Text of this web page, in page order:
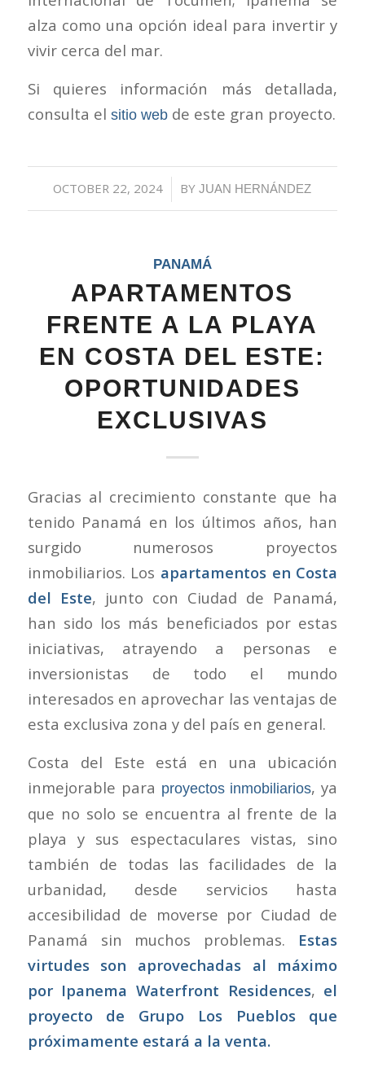
alza como una opción ideal para invertir y
vivir cerca del mar.
Si quieres información más detallada,
consulta el sitio webde este gran proyecto.
OCTOBER 22, 2024
/ BYJUAN HERNÁNDEZ
PANAMÁ
APARTAMENTOS
FRENTE A LA PLAYA
EN COSTA DEL ESTE:
OPORTUNIDADES
EXCLUSIVAS
Gracias al crecimiento constante que ha
tenido Panamá en los últimos años, han
surgido numerosos proyectos
inmobiliarios. Los apartamentos en Costa
del Este, junto con Ciudad de Panamá,
han sido los más beneficiados por estas
iniciativas, atrayendo a personas e
inversionistas de todo el mundo
interesados en aprovechar las ventajas de
esta exclusiva zona y del país en general.
Costa del Este está en una ubicación
inmejorable para proyectos inmobiliarios, ya
que no solo se encuentra al frente de la
playa y sus espectaculares vistas, sino
también de todas las facilidades de la
urbanidad, desde servicios hasta
accesibilidad de moverse por Ciudad de
Panamá sin muchos problemas. Estas
virtudes son aprovechadas al máximo
por Ipanema Waterfront Residences, el
proyecto de Grupo Los Pueblos que
próximamente estará a la venta.